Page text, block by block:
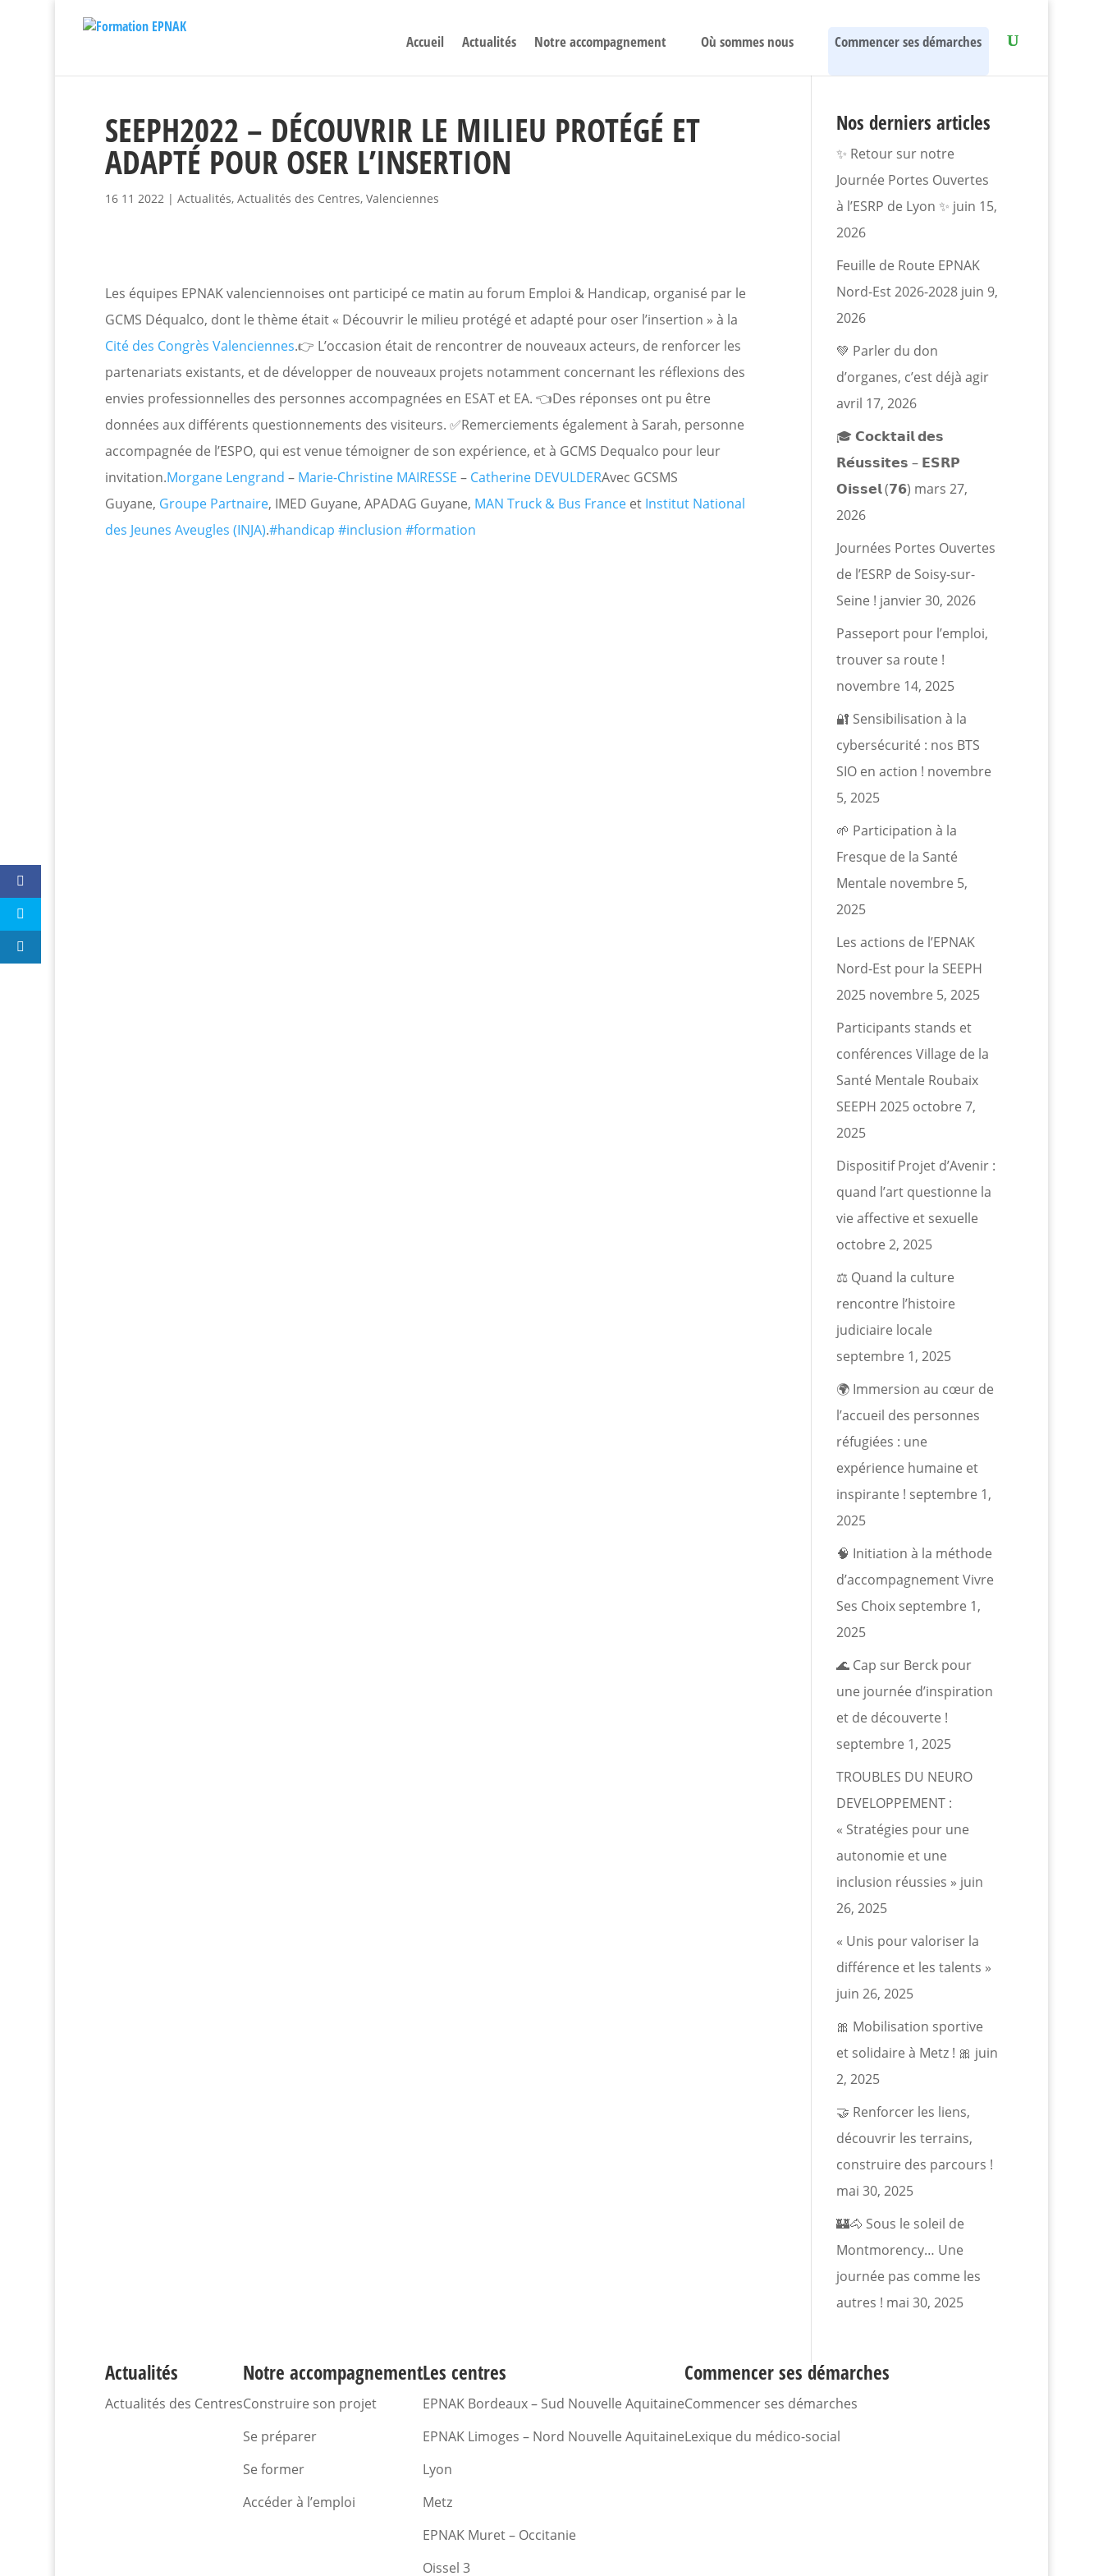
Accueil Actualités Notre accompagnement Où sommes nous Commencer ses démarches
SEEPH2022 – DÉCOUVRIR LE MILIEU PROTÉGÉ ET
ADAPTÉ POUR OSER L’INSERTION
16 11 2022| Actualités, Actualités des Centres, Valenciennes
Les équipes EPNAK valenciennoises ont participé ce matin au forum Emploi & Handicap, organisé par le
GCMS Déqualco, dont le thème était « Découvrir le milieu protégé et adapté pour oser l’insertion » à la
Cité des Congrès Valenciennes.👉 L’occasion était de rencontrer de nouveaux acteurs, de renforcer les
partenariats existants, et de développer de nouveaux projets notamment concernant les réflexions des
envies professionnelles des personnes accompagnées en ESAT et EA. 👈Des réponses ont pu être
données aux différents questionnements des visiteurs. ✅Remerciements également à Sarah, personne
accompagnée de l’ESPO, qui est venue témoigner de son expérience, et à GCMS Dequalco pour leur
invitation.Morgane Lengrand – Marie-Christine MAIRESSE – Catherine DEVULDERAvec GCSMS
Guyane, Groupe Partnaire, IMED Guyane, APADAG Guyane, MAN Truck & Bus Franceet Institut National
des Jeunes Aveugles (INJA).#handicap #inclusion #formation
Nos derniers articles
✨ Retour sur notre
Journée Portes Ouvertes
à l’ESRP de Lyon ✨ juin 15,
2026
Feuille de Route EPNAK
Nord-Est 2026-2028 juin 9,
2026
💚 Parler du don
d’organes, c’est déjà agir
avril 17, 2026
🎓 𝗖𝗼𝗰𝗸𝘁𝗮𝗶𝗹 𝗱𝗲𝘀
𝗥𝗲́𝘂𝘀𝘀𝗶𝘁𝗲𝘀 – 𝗘𝗦𝗥𝗣
𝗢𝗶𝘀𝘀𝗲𝗹 (𝟳𝟲) mars 27,
2026
Journées Portes Ouvertes
de l’ESRP de Soisy-sur-
Seine ! janvier 30, 2026
Passeport pour l’emploi,
trouver sa route !
novembre 14, 2025
🔐 Sensibilisation à la
cybersécurité : nos BTS
SIO en action ! novembre
5, 2025
🌱 Participation à la
Fresque de la Santé
Mentale novembre 5,
2025
Les actions de l’EPNAK
Nord-Est pour la SEEPH
2025 novembre 5, 2025
Participants stands et
conférences Village de la
Santé Mentale Roubaix
SEEPH 2025 octobre 7,
2025
Dispositif Projet d’Avenir :
quand l’art questionne la
vie affective et sexuelle
octobre 2, 2025
⚖️ Quand la culture
rencontre l’histoire
judiciaire locale
septembre 1, 2025
🌍 Immersion au cœur de
l’accueil des personnes
réfugiées : une
expérience humaine et
inspirante ! septembre 1,
2025
🧠 Initiation à la méthode
d’accompagnement Vivre
Ses Choix septembre 1,
2025
🌊 Cap sur Berck pour
une journée d’inspiration
et de découverte !
septembre 1, 2025
TROUBLES DU NEURO
DEVELOPPEMENT :
« Stratégies pour une
autonomie et une
inclusion réussies » juin
26, 2025
« Unis pour valoriser la
différence et les talents »
juin 26, 2025
🎀 Mobilisation sportive
et solidaire à Metz ! 🎀 juin
2, 2025
🤝 Renforcer les liens,
découvrir les terrains,
construire des parcours !
mai 30, 2025
🏰🐴 Sous le soleil de
Montmorency… Une
journée pas comme les
autres ! mai 30, 2025
Actualités
Actualités des Centres
Notre accompagnement
Construire son projet
Se préparer
Se former
Accéder à l’emploi
Les centres
EPNAK Bordeaux – Sud Nouvelle Aquitaine
EPNAK Limoges – Nord Nouvelle Aquitaine
Lyon
Metz
EPNAK Muret – Occitanie
Oissel 3
Commencer ses démarches
Commencer ses démarches
Lexique du médico-social